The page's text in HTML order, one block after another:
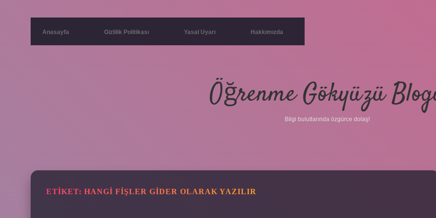
Anasayfa Gizlilik Politikası Yasal Uyarı Hakkımızda
Öğrenme Gökyüzü
Bilgi bulutlarında özgürce dolaş!
ETIKET: HANGI FIŞLER GIDER OLARAK YAZILIR